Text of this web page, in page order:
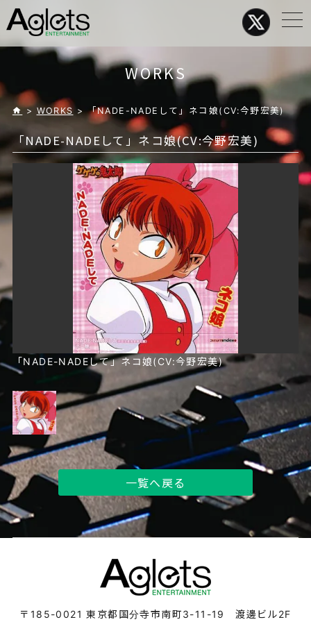
メ
ニ
WORKS
> WORKS > 「NADE-NADEして」ネコ娘(CV:今野宏美)
「NADE-NADEして」ネコ娘(CV:今野宏美)
「NADE-NADEして」ネコ娘(CV:今野宏美)
一覧へ戻る
〒185-0021 東京都国分寺市南町3-11-19 渡邊ビル2F